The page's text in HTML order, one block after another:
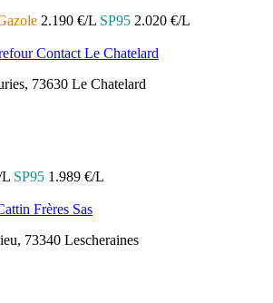
2.190 €/L SP95 2.020 €/L
Contact Le Chatelard
73630 Le Chatelard
L SP95 1.989 €/L
Frères Sas
73340 Lescheraines